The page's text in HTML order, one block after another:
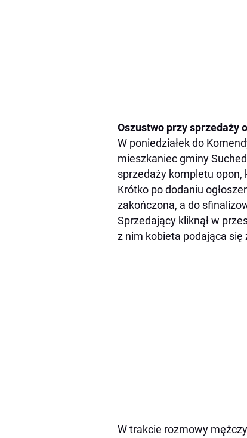
Oszustwo przy sprzedaży
W poniedziałek do
mieszkaniec gminy
sprzedaży kompletu opon,
Krótko po dodaniu
zakończona, a do
Sprzedający kliknął w
z nim kobieta podająca się
W trakcie rozmowy